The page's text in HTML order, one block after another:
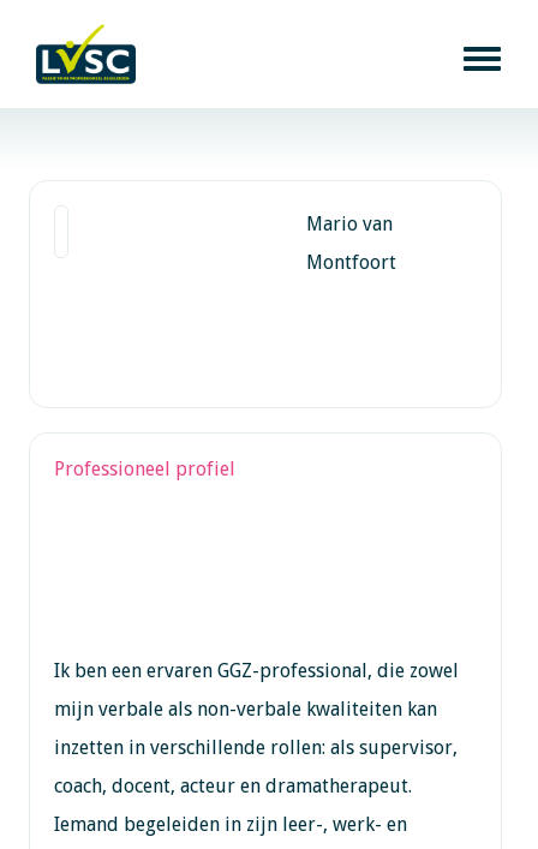
Mario van
Montfoort
Professioneel profiel
Ik ben een ervaren GGZ-professional, die zowel
mijn verbale als non-verbale kwaliteiten kan
inzetten in verschillende rollen: als supervisor,
coach, docent, acteur en dramatherapeut.
Iemand begeleiden in zijn leer-, werk- en